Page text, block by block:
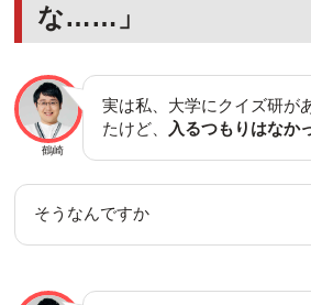
な……」
鶴崎
実は私、大学にクイズ研が
たけど、
入るつもりはなか
そうなんですか